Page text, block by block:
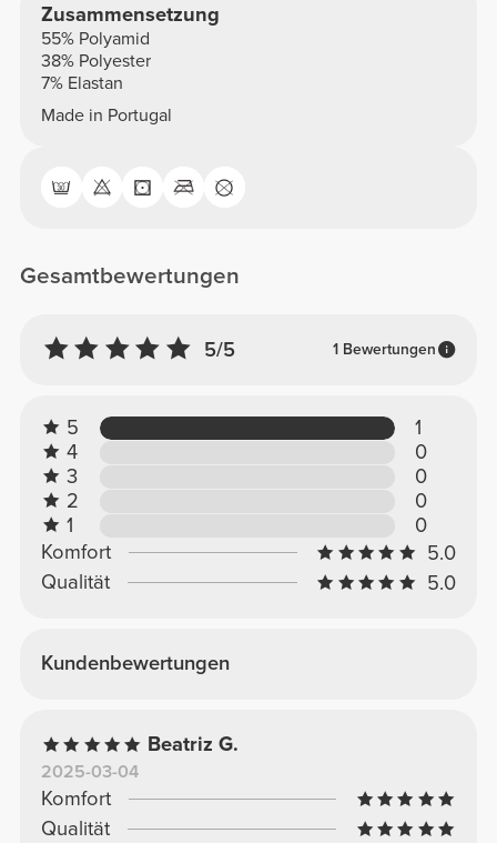
Zusammensetzung
55% Polyamid
38% Polyester
7% Elastan
Made in Portugal
Gesamtbewertungen
5/5 1 Bewertungen
5
1
4
0
3
0
2
0
1
0
Komfort
5.0
Qualität
5.0
Kundenbewertungen
Beatriz G.
2025-03-04
Komfort
Qualität